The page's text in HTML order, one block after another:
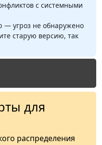
с системными
— угроз не обнаружено
старую версию, так
для
распределения